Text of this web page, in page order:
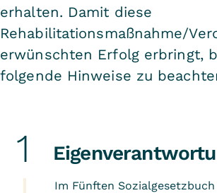
erhalten. Damit diese
Rehabilitationsmaßnahme/
erwünschten Erfolg erbringt,
folgende Hinweise zu
Im Fünften Sozialgesetzbuch